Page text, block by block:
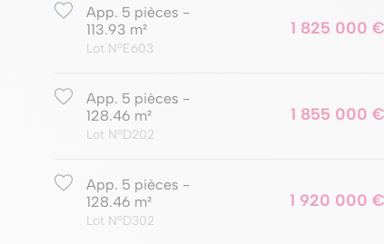
App. 5 pièces -
113.93 m²
Lot NºE603
1 825 000 €
App. 5 pièces -
128.46 m²
Lot NºD202
1 855 000 €
App. 5 pièces -
128.46 m²
Lot NºD302
1 920 000 €